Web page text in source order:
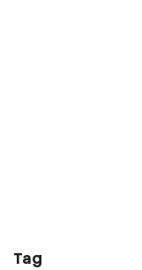
Tag